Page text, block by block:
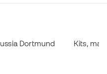
Dortmund Kits,